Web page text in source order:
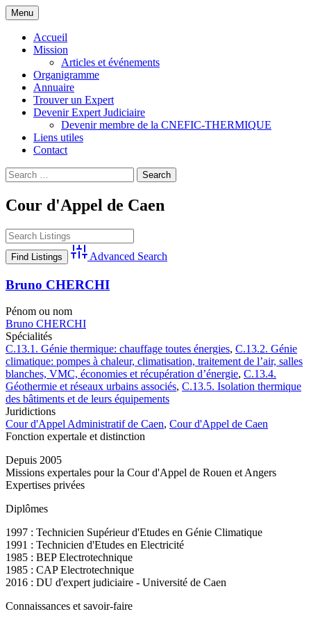
Skip
to
content
CNEFIC-THERMIQUE
Thermique Climatique et Frigorifique
Menu
Accueil
Mission
Articles et événements
Organigramme
Annuaire
Trouver un Expert
Devenir Expert Judiciaire
Devenir membre de la CNEFIC-THERMIQUE
Liens utiles
Contact
Search
for:
Cour d'Appel de Caen
Advanced Search
Bruno CHERCHI
Pénom ou nom
Bruno CHERCHI
Spécialités
C.13.1. Génie thermique: chauffage toutes énergies, C.13.2. Génie
climatique: pompes à chaleur, climatisation, traitement de l’air, salles
blanches, VMC, économies et récupération d’énergie, C.13.4.
Géothermie et réseaux urbains associés, C.13.5. Isolation thermique
des bâtiments et de leurs équipements
Juridictions
Cour d'Appel Administratif de Caen, Cour d'Appel de Caen
Fonction expertale et distinction
Depuis 2005
Missions expertales pour la Cour d'Appel de Rouen et Angers
Expertises privées
Diplômes
1997 : Technicien Supérieur d'Etudes en Génie Climatique
1991 : Technicien d'Etudes en Electricité
1985 : BEP Electrotechnique
1985 : CAP Electrotechnique
2016 : DU d'expert judiciaire - Université de Caen
Connaissances et savoir-faire